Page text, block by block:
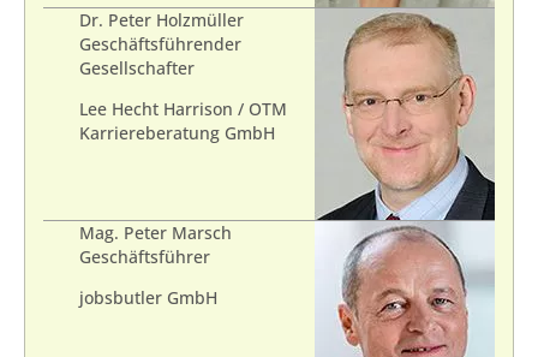
Dr. Peter Holzmüller
Geschäftsführender
Gesellschafter
Lee Hecht Harrison / OTM
Karriereberatung GmbH
Mag. Peter Marsch
Geschäftsführer
jobsbutler GmbH